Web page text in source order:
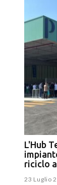
L'Hub
riciclo
23 Luglio